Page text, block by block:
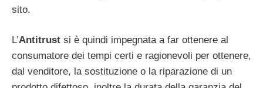
sito.
L’Antitrust si è quindi impegnata a far ottenere al
consumatore dei tempi certi e ragionevoli per ottenere,
dal venditore, la sostituzione o la riparazione di un